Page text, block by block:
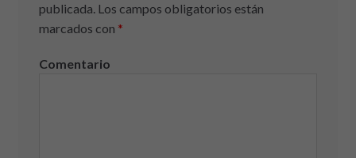
publicada.Los campos obligatorios están
marcados con *
Comentario